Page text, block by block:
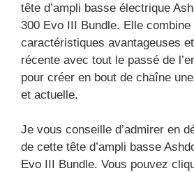
tête d’ampli basse électrique
300 Evo III Bundle. Elle combine
caractéristiques avantageuses
récente avec tout le passé de
pour créer en bout de chaîne
et actuelle.
Je vous conseille d’admirer en
de cette tête d’ampli basse
Evo III Bundle. Vous pouvez